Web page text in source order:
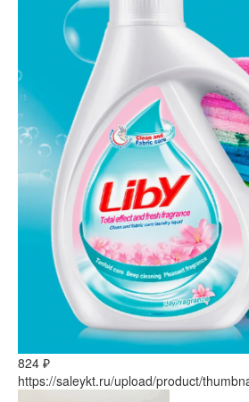
824 ₽
https://saleykt.ru/upload/product/